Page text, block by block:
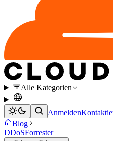
Alle Kategorien
Anmelden
Blog
DDoSForrester